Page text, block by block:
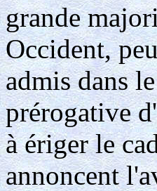
grande
Occident,
admis dans
prérogative
à ériger le
annoncent